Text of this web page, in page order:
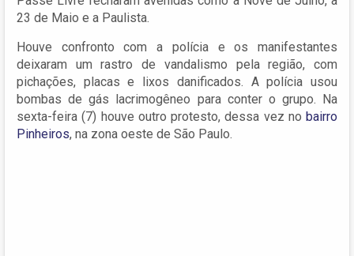
23 de Maio e a Paulista.
Houve confronto com a polícia e os manifestantes
deixaram um rastro de vandalismo pela região, com
pichações, placas e lixos danificados. A polícia usou
bombas de gás lacrimogêneo para conter o grupo. Na
sexta-feira (7) houve outro protesto, dessa vez no bairro
Pinheiros, na zona oeste de São Paulo.